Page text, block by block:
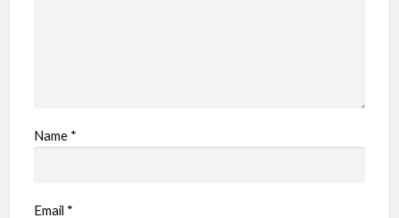
Name *
Email *